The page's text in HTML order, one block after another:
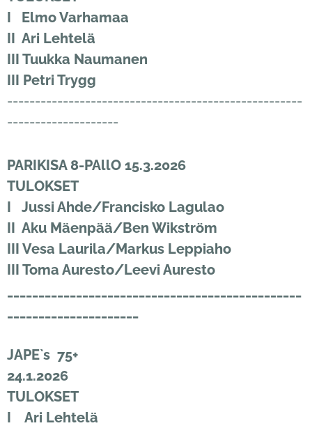
I Elmo Varhamaa
II Ari Lehtelä
III Tuukka Naumanen
III Petri Trygg
-----------------------------------------------------
--------------------
PARIKISA 8-PAllO 15.3.2026
TULOKSET
I Jussi Ahde/Francisko Lagulao
II Aku Mäenpää/Ben Wikström
III Vesa Laurila/Markus Leppiaho
III Toma Auresto/Leevi Auresto
JAPE`s 75+
24.1.2026
TULOKSET
I Ari Lehtelä